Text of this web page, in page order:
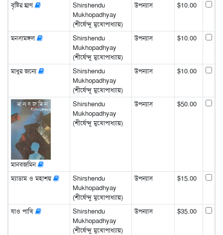
বৃষ্টির ঘ্রাণ
Shirshendu
Mukhopadhyay
(শীর্ষেন্দু মুখোপাধ্যায়)
উপন্যাস $10.00
মনসামঙ্গল
Shirshendu
Mukhopadhyay
(শীর্ষেন্দু মুখোপাধ্যায়)
উপন্যাস $10.00
মাধুর জন্যে
Shirshendu
Mukhopadhyay
(শীর্ষেন্দু মুখোপাধ্যায়)
উপন্যাস $10.00
মানবজমিন
Shirshendu
Mukhopadhyay
(শীর্ষেন্দু মুখোপাধ্যায়)
উপন্যাস $50.00
ম্যাডাম ও মহাশয়
Shirshendu
Mukhopadhyay
(শীর্ষেন্দু মুখোপাধ্যায়)
উপন্যাস $15.00
যাও পাখি
Shirshendu
Mukhopadhyay
(শীর্ষেন্দু মুখোপাধ্যায়)
উপন্যাস $35.00